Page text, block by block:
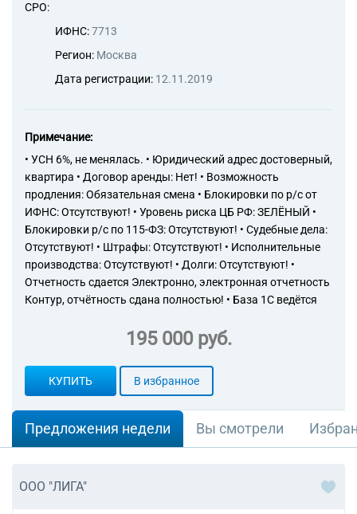
СРО:
ИФНС:7713
Регион: Москва
Дата регистрации: 12.11.2019
Примечание:
• УСН 6%, не менялась. • Юридический адрес достоверный,
квартира • Договор аренды: Нет! • Возможность
продления: Обязательная смена • Блокировки по р/с от
ИФНС: Отсутствуют! • Уровень риска ЦБ РФ: ЗЕЛЁНЫЙ •
Блокировки р/с по 115-ФЗ: Отсутствуют! • Судебные дела:
Отсутствуют! • Штрафы: Отсутствуют! • Исполнительные
производства: Отсутствуют! • Долги: Отсутствуют! •
Отчетность сдается Электронно, электронная отчетность
Контур, отчётность сдана полностью! • База 1С ведётся
195 000 руб.
КУПИТЬ В избранное
Предложения недели Вы смотрели
ООО "ЛИГА"